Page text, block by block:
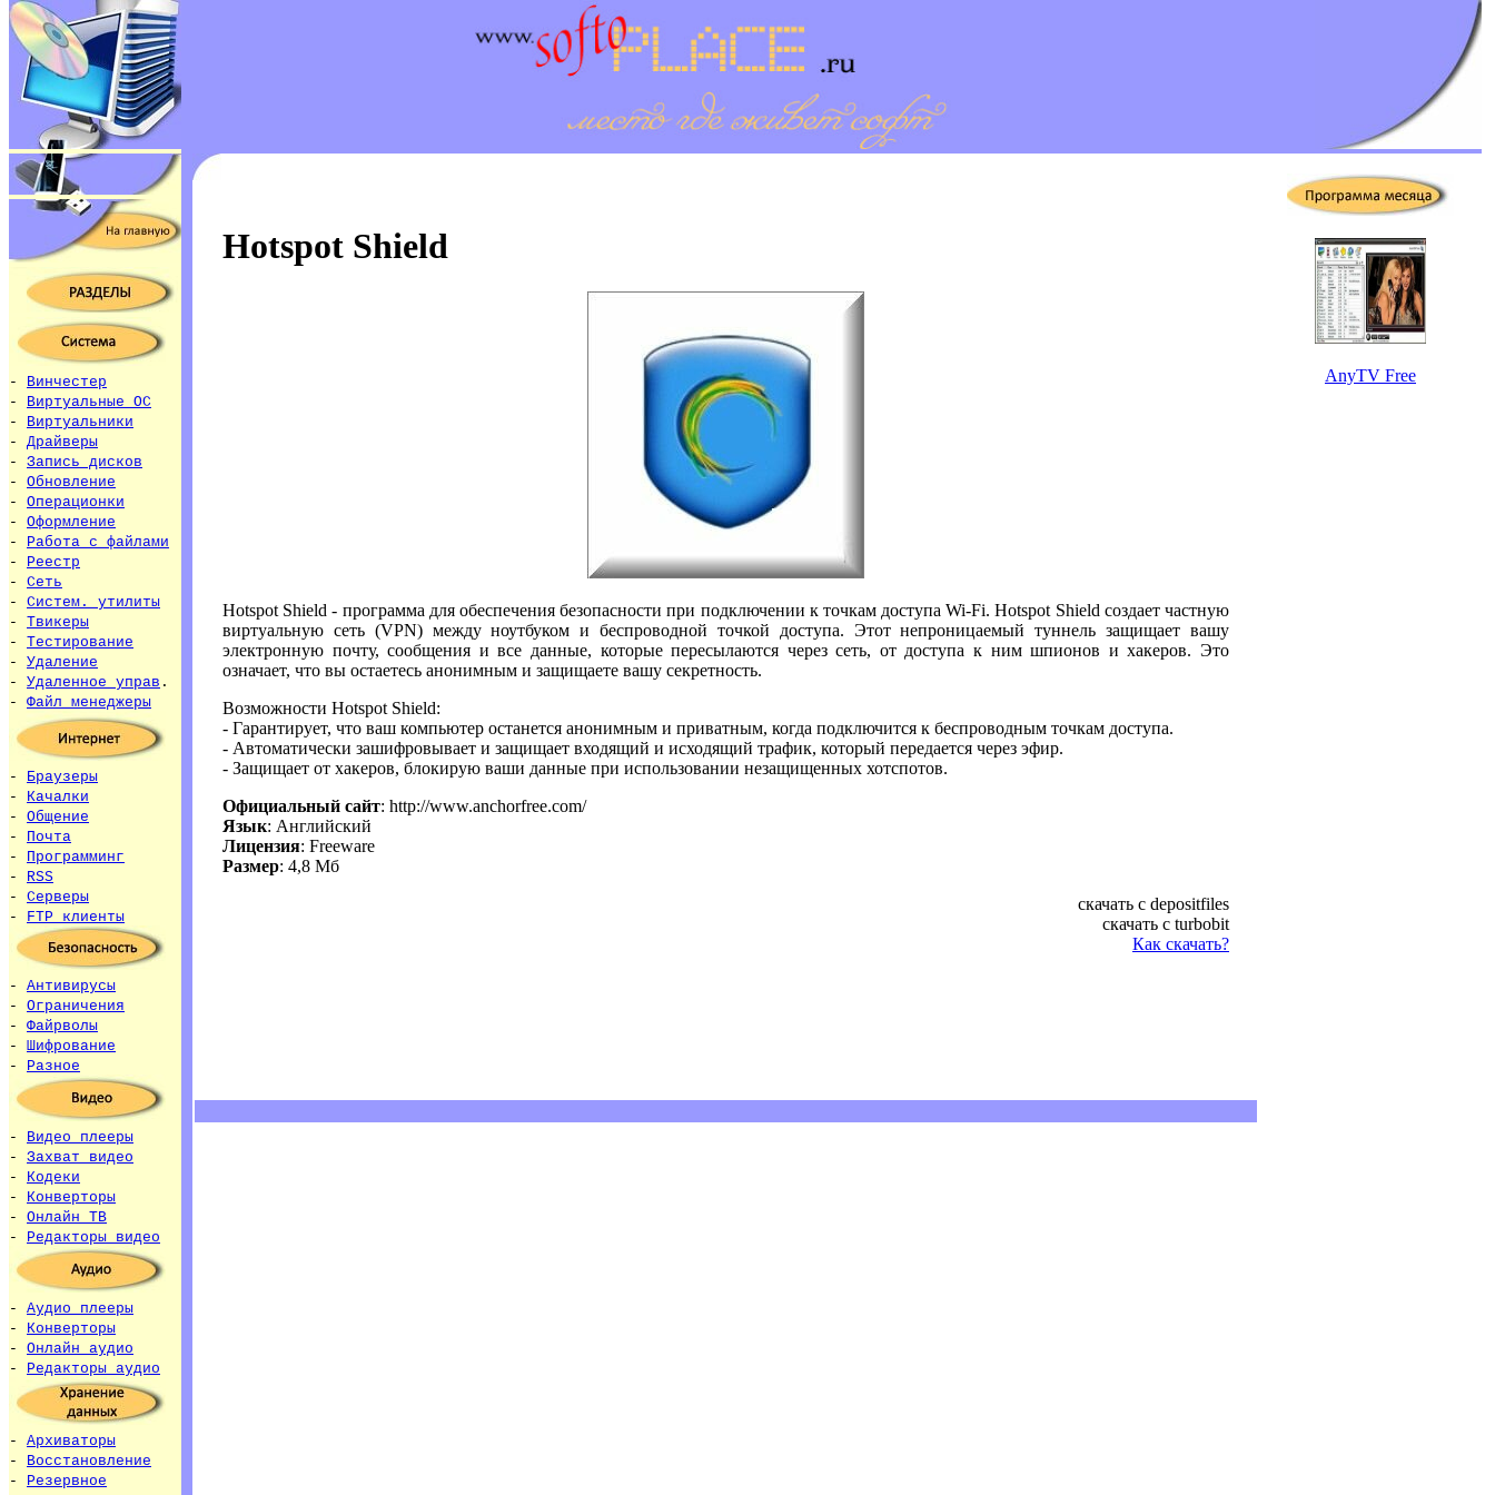
AnyTV Free
- Винчестер
- Виртуальные ОС
- Виртуальники
- Драйверы
- Запись дисков
- Обновление
- Операционки
- Оформление
- Работа с файлами
- Реестр
- Сеть
- Систем. утилиты
- Твикеры
- Тестирование
- Удаление
- Удаленное управ .
- Файл менеджеры
- Браузеры
- Качалки
- Общение
- Почта
- Программинг
- RSS
- Серверы
- FTP клиенты
- Антивирусы
- Ограничения
- Файрволы
- Шифрование
- Разное
- Видео плееры
- Захват видео
- Кодеки
- Конверторы
- Онлайн ТВ
- Редакторы видео
- Аудио плееры
- Конверторы
- Онлайн аудио
- Редакторы аудио
- Архиваторы
- Восстановление
- Резервное
Hotspot Shield
Hotspot Shield - программа для обеспечения безопасности при подключении к точкам доступа Wi-Fi. Hotspot Shield создает частную
виртуальную сеть (VPN) между ноутбуком и беспроводной точкой доступа. Этот непроницаемый туннель защищает вашу
электронную почту, сообщения и все данные, которые пересылаются через сеть, от доступа к ним шпионов и хакеров. Это
означает, что вы остаетесь анонимным и защищаете вашу секретность.
Возможности Hotspot Shield:
- Гарантирует, что ваш компьютер останется анонимным и приватным, когда подключится к беспроводным точкам доступа.
- Автоматически зашифровывает и защищает входящий и исходящий трафик, который передается через эфир.
- Защищает от хакеров, блокирую ваши данные при использовании незащищенных хотспотов.
Официальный сайт: http://www.anchorfree.com/
Язык: Английский
Лицензия: Freeware
Размер: 4,8 Мб
скачать с depositfiles
скачать с turbobit
Как скачать?